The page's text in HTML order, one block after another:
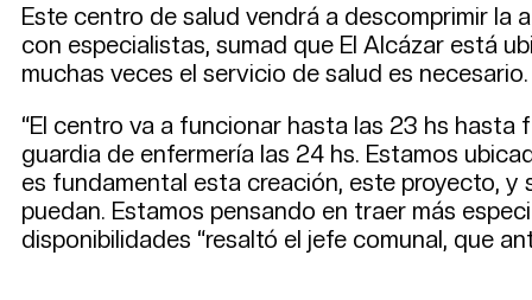
Este centro de salud vendrá a descomprimir la
con especialistas, sumad que El Alcázar está
muchas veces el servicio de salud es necesario.
“El centro va a funcionar hasta las 23 hs hasta
guardia de enfermería las 24 hs. Estamos
es fundamental esta creación, este proyecto,
puedan. Estamos pensando en traer más
disponibilidades “resaltó el jefe comunal, que